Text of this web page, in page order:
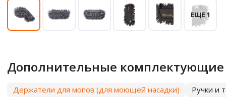
ЕЩЕ 1
Дополнительные комплектующие
Держатели для мопов (для моющей насадки) Ручки и